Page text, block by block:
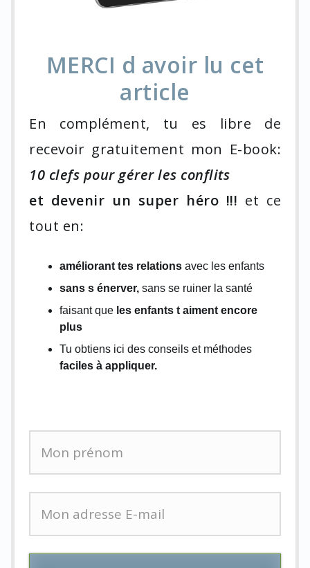
MERCI d avoir lu cet
article
En complément, tu es libre de
recevoir gratuitement mon E-book:
10 clefs pour gérer les conflits
et devenir un super héro !!! et ce
tout en:
améliorant tes relations avec les enfants
sans s énerver, sans se ruiner la santé
faisant que les enfants t aiment encore
plus
Tu obtiens ici des conseils et méthodes
faciles à appliquer.